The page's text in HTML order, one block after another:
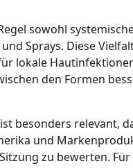
sowohl
Sprays. Diese
lokale
den Formen
besonders relevant,
und
zu bewerten. Für